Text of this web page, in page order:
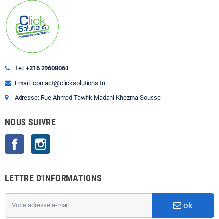
Tel: +216 29608060
Email: contact@clicksolutions.tn
Adresse: Rue Ahmed Tawfik Madani Khezma Sousse
NOUS SUIVRE
Facebook
LETTRE D'INFORMATIONS
ok